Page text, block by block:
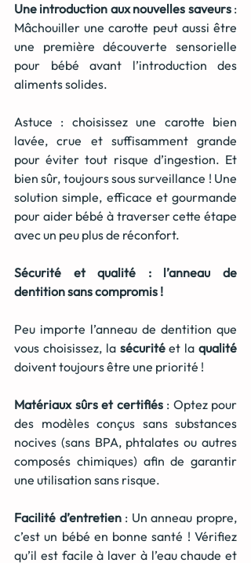
Une introduction aux nouvelles saveurs :
Mâchouiller une carotte peut aussi être
une première découverte sensorielle
pour bébé avant l’introduction des
aliments solides.
Astuce : choisissez une carotte bien
lavée, crue et suffisamment grande
pour éviter tout risque d’ingestion. Et
bien sûr, toujours sous surveillance ! Une
solution simple, efficace et gourmande
pour aider bébé à traverser cette étape
avec un peu plus de réconfort.
Sécurité et qualité : l’anneau de
dentition sans compromis !
Peu importe l’anneau de dentition que
vous choisissez, la sécurité et la qualité
doivent toujours être une priorité !
Matériaux sûrs et certifiés : Optez pour
des modèles conçus sans substances
nocives (sans BPA, phtalates ou autres
composés chimiques) afin de garantir
une utilisation sans risque.
Facilité d’entretien : Un anneau propre,
c’est un bébé en bonne santé ! Vérifiez
qu’il est facile à laver à l’eau chaude et